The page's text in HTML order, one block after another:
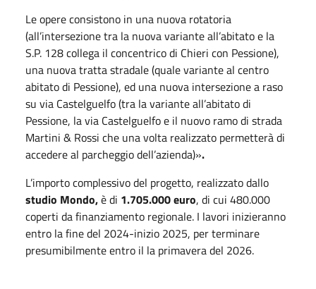
Le opere consistono in una nuova rotatoria
(all’intersezione tra la nuova variante all’abitato e la
S.P. 128 collega il concentrico di Chieri con Pessione),
una nuova tratta stradale (quale variante al centro
abitato di Pessione), ed una nuova intersezione a raso
su via Castelguelfo (tra la variante all’abitato di
Pessione, la via Castelguelfo e il nuovo ramo di strada
Martini & Rossi che una volta realizzato permetterà di
accedere al parcheggio dell’azienda)».
L’importo complessivo del progetto, realizzato dallo
studio Mondo,è di 1.705.000 euro, di cui 480.000
coperti da finanziamento regionale. I lavori inizieranno
entro la fine del 2024-inizio 2025, per terminare
presumibilmente entro il la primavera del 2026.